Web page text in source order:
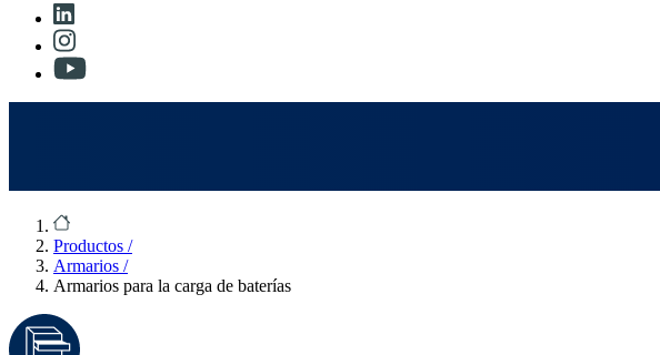
Productos /
Armarios /
Armarios para la carga de baterías